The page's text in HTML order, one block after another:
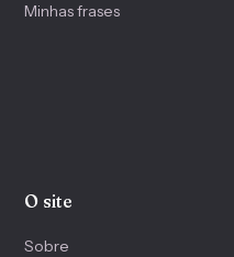
Minhas frases
O site
Sobre